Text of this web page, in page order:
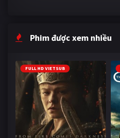
Phim được xem nhiều
FULL HD VIETSUB